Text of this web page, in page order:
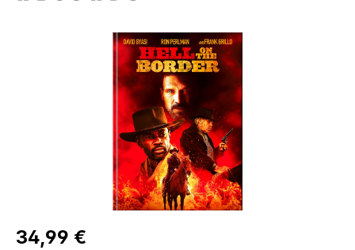
Bildergalerie überspringen
Regulärer Preis:
34,99 €